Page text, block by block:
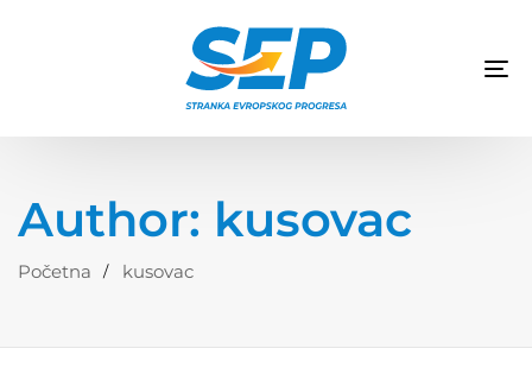
Author: kusovac
Početna kusovac